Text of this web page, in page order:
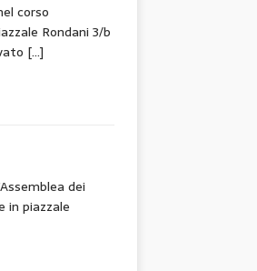
corso
Rondani 3/b
[…]
dei
in piazzale